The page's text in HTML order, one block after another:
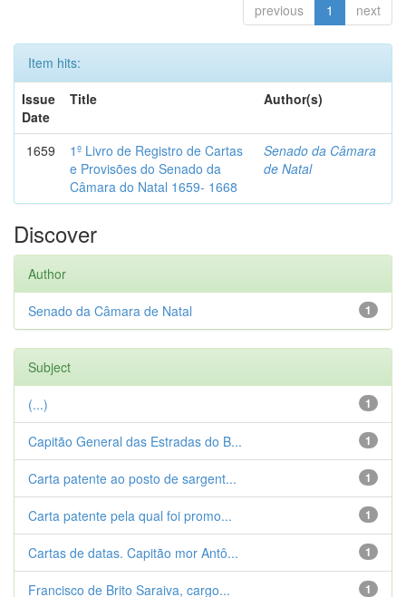
previous 1 next
Item hits:
Issue
Date
Title Author(s)
1659
1º Livro de Registro de Cartas
e Provisões do Senado da
Câmara do Natal 1659- 1668
Senado da Câmara
de Natal
Discover
Author
1
Senado da Câmara de Natal
Subject
1
(...)
1
Capitão General das Estradas do B...
1
Carta patente ao posto de sargent...
1
Carta patente pela qual foi promo...
1
Cartas de datas. Capitão mor Antô...
1
Francisco de Brito Saraiva, cargo...